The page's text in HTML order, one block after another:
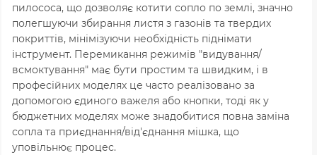
пилососа, що дозволяє котити сопло по землі, значно
полегшуючи збирання листя з газонів та твердих
покриттів, мінімізуючи необхідність піднімати
інструмент. Перемикання режимів "видування/
всмоктування" має бути простим та швидким, і в
професійних моделях це часто реалізовано за
допомогою єдиного важеля або кнопки, тоді як у
бюджетних моделях може знадобитися повна заміна
сопла та приєднання/від'єднання мішка, що
уповільнює процес.